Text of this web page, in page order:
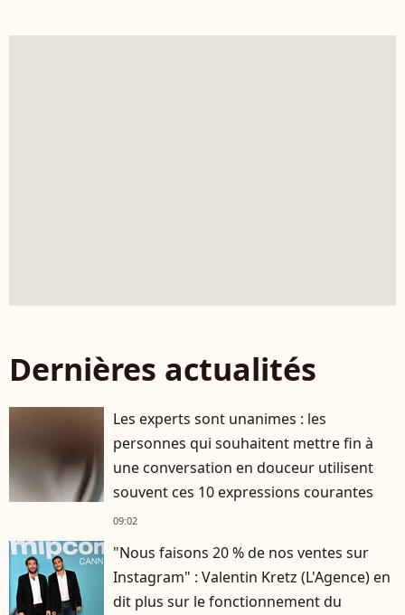
Dernières actualités
Les experts sont unanimes : les
personnes qui souhaitent mettre fin à
une conversation en douceur utilisent
souvent ces 10 expressions courantes
09:02
"Nous faisons 20 % de nos ventes sur
Instagram" : Valentin Kretz (L'Agence) en
dit plus sur le fonctionnement du